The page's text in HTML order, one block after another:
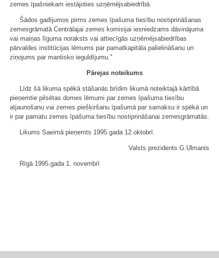
zemes īpašniekam iestājoties uzņēmējsabiedrībā.
Šādos gadījumos pirms zemes īpašuma tiesību nostiprināšanas
zemesgrāmatā Centrālajai zemes komisijai iesniedzams dāvinājuma
vai maiņas līguma noraksts vai attiecīgās uzņēmējsabiedrības
pārvaldes institūcijas lēmums par pamatkapitāla palielināšanu un
ziņojums par mantisko ieguldījumu."
Pārejas noteikums
Līdz šā likuma spēkā stāšanās brīdim likumā noteiktajā kārtībā
pieņemtie pilsētas domes lēmumi par zemes īpašuma tiesību
atjaunošanu vai zemes piešķiršanu īpašumā par samaksu ir spēkā un
ir par pamatu zemes īpašuma tiesību nostiprināšanai zemesgrāmatās.
Likums Saeimā pieņemts 1995.gada 12.oktobrī.
Valsts prezidents G.Ulmanis
Rīgā 1995.gada 1. novembrī